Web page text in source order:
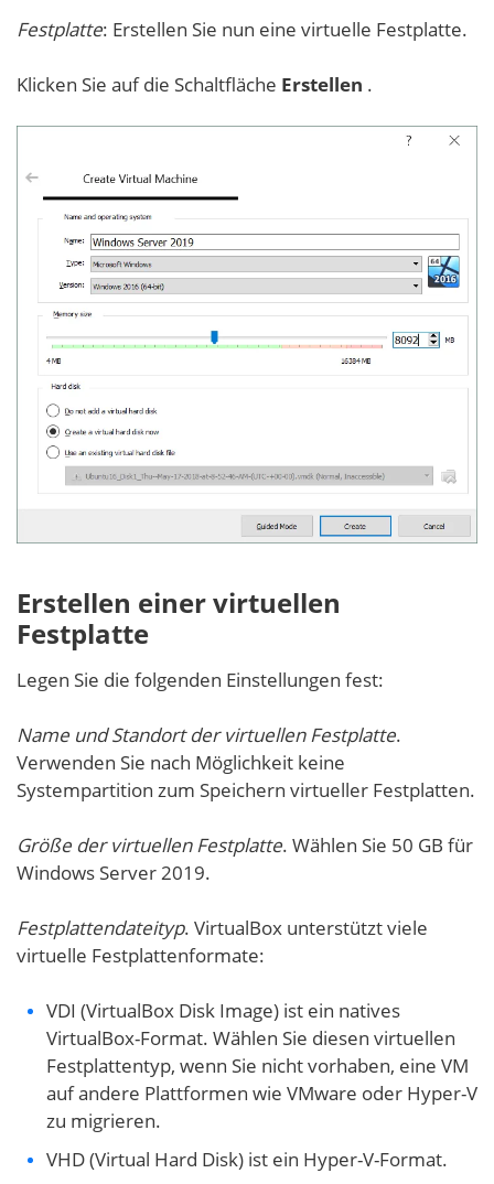
Festplatte: Erstellen Sie nun eine virtuelle Festplatte.
Klicken Sie auf die Schaltfläche Erstellen .
Erstellen einer virtuellen
Festplatte
Legen Sie die folgenden Einstellungen fest:
Name und Standort der virtuellen Festplatte.
Verwenden Sie nach Möglichkeit keine
Systempartition zum Speichern virtueller Festplatten.
Größe der virtuellen Festplatte. Wählen Sie 50 GB für
Windows Server 2019.
Festplattendateityp. VirtualBox unterstützt viele
virtuelle Festplattenformate:
VDI (VirtualBox Disk Image) ist ein natives
VirtualBox-Format. Wählen Sie diesen virtuellen
Festplattentyp, wenn Sie nicht vorhaben, eine VM
auf andere Plattformen wie VMware oder Hyper-V
zu migrieren.
VHD (Virtual Hard Disk) ist ein Hyper-V-Format.